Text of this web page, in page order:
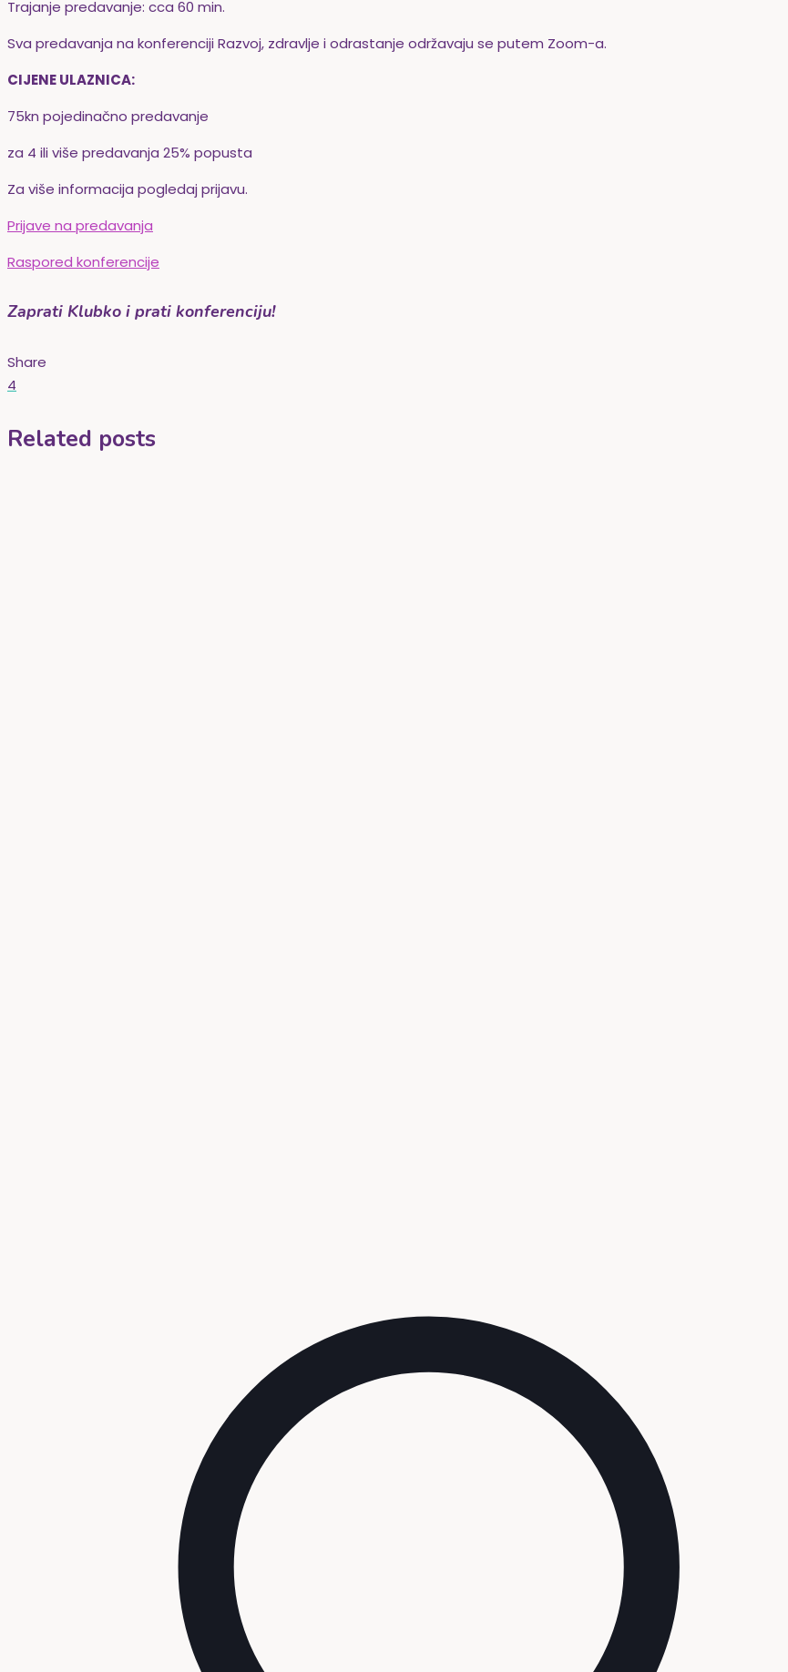
Trajanje predavanje: cca 60 min.
Sva predavanja na konferenciji Razvoj, zdravlje i odrastanje održavaju se putem Zoom-a.
CIJENE ULAZNICA:
75kn pojedinačno predavanje
za 4 ili više predavanja 25% popusta
Za više informacija pogledaj prijavu.
Prijave na predavanja
Raspored konferencije
Zaprati Klubko i prati konferenciju!
Share
4
Related posts